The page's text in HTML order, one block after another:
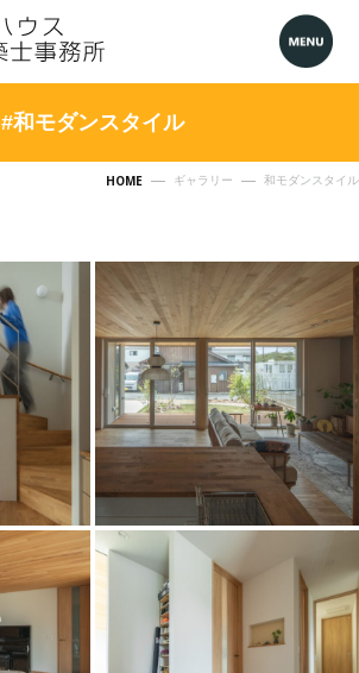
HOME ギャラリー 和モダンスタイル
#和モダンスタイル